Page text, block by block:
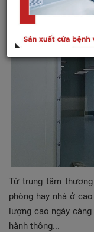
Từ trung tâm
phòng hay nhà ở
lượng cao ngày
hành thông...